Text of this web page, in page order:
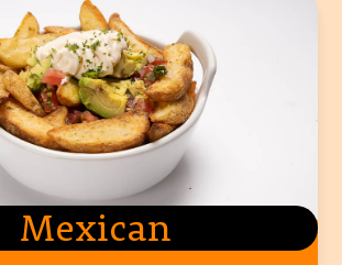
Mexican